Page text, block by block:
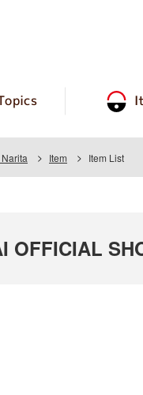
Item Item List
OFFICIAL